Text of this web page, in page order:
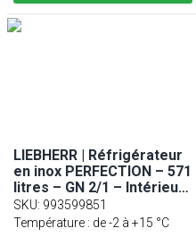
LIEBHERR | Réfrigérateur
en inox PERFECTION – 571
litres – GN 2/1 – Intérieur
en plastique – avec 1
porte
SKU: 993599851
Température : de -2 à +15 °C